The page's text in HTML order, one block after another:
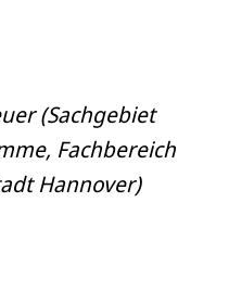
(Sachgebiet
Fachbereich
Hannover)